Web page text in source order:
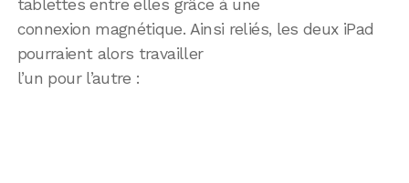
tablettes entre elles grâce à une
connexion magnétique. Ainsi reliés, les deux iPad
pourraient alors travailler
l’un pour l’autre :